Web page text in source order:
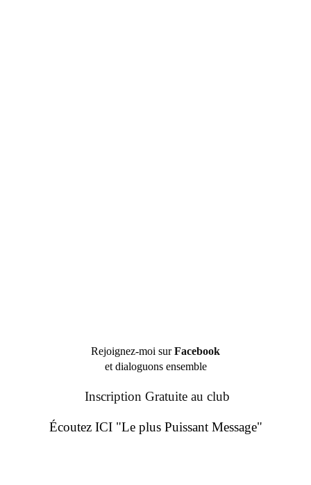
Rejoignez-moi surFacebook
et dialoguons ensemble
Inscription Gratuite au club
Écoutez ICI "Le plus Puissant Message"